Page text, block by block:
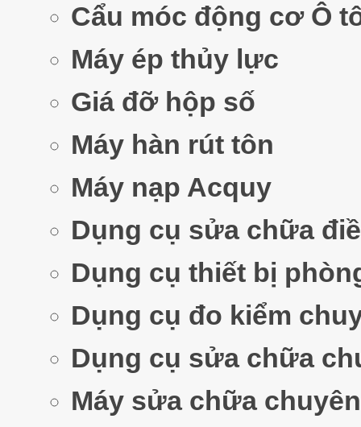
Cẩu móc động cơ Ô
Máy ép thủy lực
Giá đỡ hộp số
Máy hàn rút tôn
Máy nạp Acquy
Dụng cụ sửa chữa
Dụng cụ thiết bị
Dụng cụ đo kiểm
Dụng cụ sửa chữa
Máy sửa chữa